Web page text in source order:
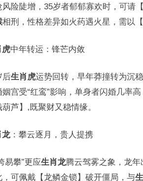
险陡增，35岁者郁郁寡欢时，可请
相刑，性格差异如火药遇火星，需以
虎中年转运：锋芒内敛
后生肖虎运势回转，早年莽撞转为沉
宫受“红鸾”影响，单身者闪婚几率
葫芦】,既聚财又稳情缘。
龙：攀云逐月，贵人提携
易攀”更应生肖龙腾云驾雾之象，龙年
，可佩戴【龙鳞金锁】破开僵局，与